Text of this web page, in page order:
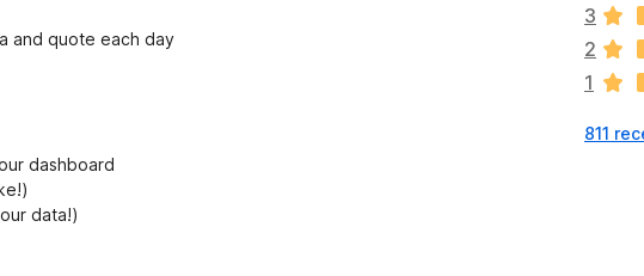
and quote each day
dashboard
data!)
a
e
s
c
3
2
1
811